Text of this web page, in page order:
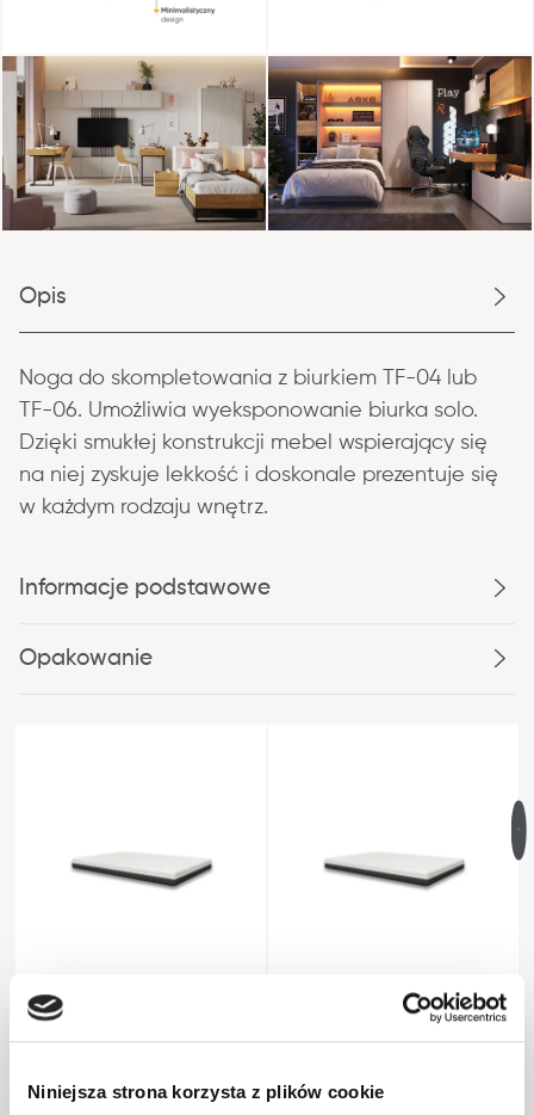
Niniejsza strona korzysta z plików cookie
Opis
Noga do skompletowania z biurkiem TF-04 lub
TF-06. Umożliwia wyeksponowanie biurka solo.
Dzięki smukłej konstrukcji mebel wspierający się
na niej zyskuje lekkość i doskonale prezentuje się
w każdym rodzaju wnętrz.
Informacje podstawowe
Opakowanie
materac PREMIUM
120x200
materac PREMIUM 90x200